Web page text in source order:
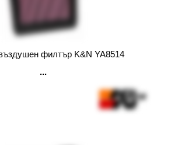
филтър K&N YA8514